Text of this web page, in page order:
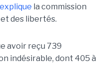
explique la commission
des libertés.
avoir reçu 739
indésirable, dont 405 à